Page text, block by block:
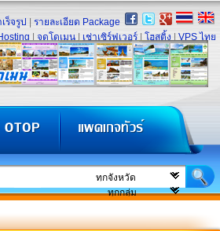
ร็จรูป
รายละเอียด Package
จดโดเมน เช่าเซิร์ฟเวอร์ โฮสติ้ง VPS ไทย